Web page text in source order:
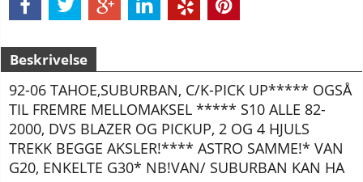
Beskrivelse
92-06 TAHOE,SUBURBAN, C/K-PICK UP***** OGSÅ
TIL FREMRE MELLOMAKSEL ***** S10 ALLE 82-
2000, DVS BLAZER OG PICKUP, 2 OG 4 HJULS
TREKK BEGGE AKSLER!**** ASTRO SAMME!* VAN
G20, ENKELTE G30* NB!VAN/ SUBURBAN KAN HA